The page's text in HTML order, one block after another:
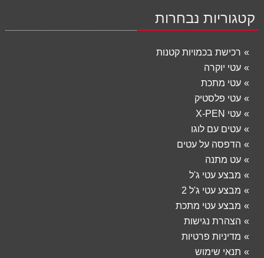
קטגוריות נבחרות
רכישת בכמויות קטנות
עטי יוקרה
עטי מתכת
עטי פלסטיק
עטי X-PEN
עטים עם לוגו
הדפסה על עטים
עט מתנה
מבצע עטי ג'ל
מבצע עטי ג'ל 2
מבצע עטי מתכת
הצהרת נגישות
מדיניות פרטיות
תנאי שימוש